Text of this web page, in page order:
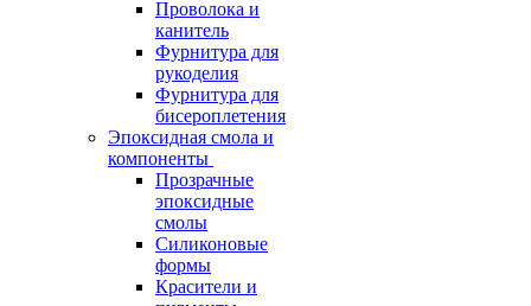
Проволока и
канитель
Фурнитура для
рукоделия
Фурнитура для
бисероплетения
Эпоксидная смола и
компоненты
Прозрачные
эпоксидные
смолы
Силиконовые
формы
Красители и